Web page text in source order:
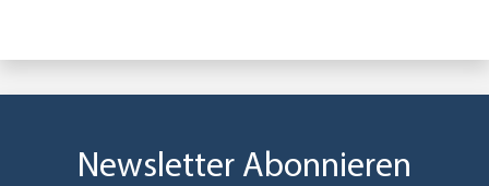
Newsletter Abonnieren